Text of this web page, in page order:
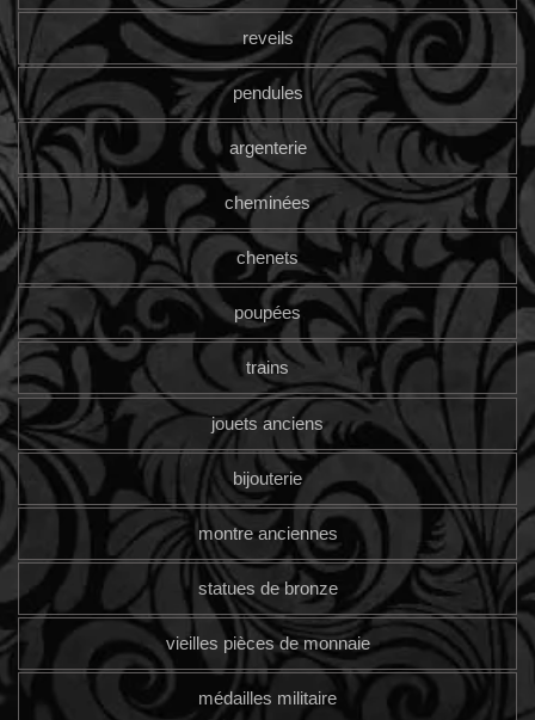
reveils
pendules
argenterie
cheminées
chenets
poupées
trains
jouets anciens
bijouterie
montre anciennes
statues de bronze
vieilles pièces de monnaie
médailles militaire